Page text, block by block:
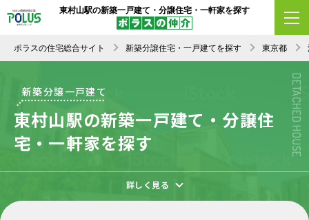
東村山駅の新築一戸建て・分譲住宅・一軒家を探す
ポラスの住宅総合サイト 新築分譲住宅・一戸建てを探す 東京都
DETACHED HOUSE
新築分譲一戸建て
東村山駅の新築一戸建て・分譲住
宅・一軒家を探す
詳しく見る
エリア変更 条件変更